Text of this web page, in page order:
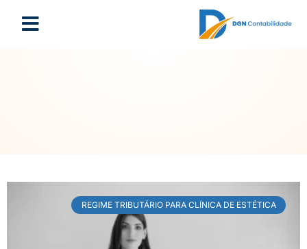
REGIME TRIBUTÁRIO PARA CLÍNICA DE ESTÉTICA